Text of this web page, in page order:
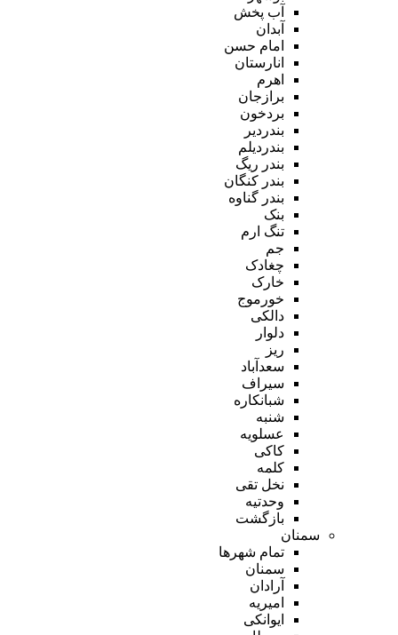
آب پخش
آبدان
امام حسن
انارستان
اهرم
برازجان
بردخون
بندردیر
بندردیلم
بندر ریگ
بندر کنگان
بندر گناوه
بنک
تنگ ارم
جم
چغادک
خارک
خورموج
دالکی
دلوار
ریز
سعدآباد
سیراف
شبانکاره
شنبه
عسلویه
کاکی
کلمه
نخل تقی
وحدتیه
بازگشت
سمنان
تمام شهر‌ها
سمنان
آرادان
امیریه
ایوانکی